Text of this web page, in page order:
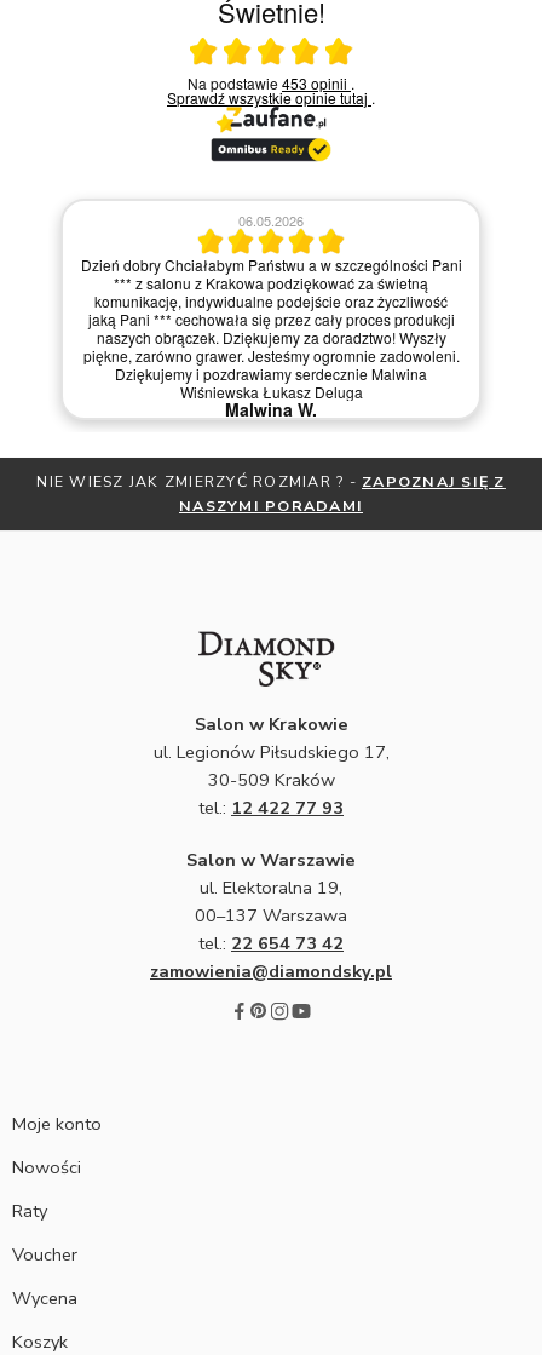
Świetnie!
Ocena średnia 5 na 5
Na podstawie453 opinii .
Sprawdź wszystkie opinietutaj .
06.05.2026
Dzień dobry Chciałabym Państwu a w szczególności Pani
*** z salonu z Krakowa podziękować za świetną
komunikację, indywidualne podejście oraz życzliwość
jaką Pani *** cechowała się przez cały proces produkcji
naszych obrączek. Dziękujemy za doradztwo! Wyszły
piękne, zarówno grawer. Jesteśmy ogromnie zadowoleni.
Dziękujemy i pozdrawiamy serdecznie Malwina
Wiśniewska Łukasz Deluga
Malwina W.
NIE WIESZ JAK ZMIERZYĆ ROZMIAR ? - ZAPOZNAJ SIĘ Z
NASZYMI PORADAMI
Salon w Krakowie
ul. Legionów Piłsudskiego 17,
30-509 Kraków
tel.: 12 422 77 93
Salon w Warszawie
ul. Elektoralna 19,
00–137 Warszawa
tel.: 22 654 73 42
zamowienia@diamondsky.pl
Moje konto
Nowości
Raty
Voucher
Wycena
Koszyk